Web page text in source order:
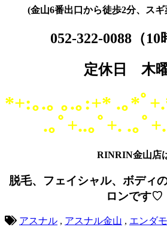
(金山6番出口から徒歩2分、スギ
052-322-0088 （
定休日 木
*+:｡.｡ ｡.｡:+* .｡*ﾟ
.｡ﾟ+..｡ﾟ+. .｡ﾟ
RINRIN金山店
脱毛、フェイシャル、ボディ
ロンです♡
アスナル , アスナル金山 , エンダ